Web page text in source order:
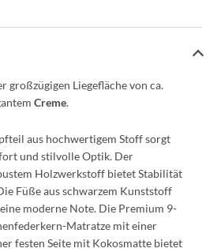
großzügigen Liegefläche von ca.
Creme.
aus hochwertigem Stoff sorgt
und stilvolle Optik. Der
Holzwerkstoff bietet Stabilität
Füße aus schwarzem Kunststoff
eine moderne Note. Die Premium 9-
Matratze mit einer
festen Seite mit Kokosmatte bietet